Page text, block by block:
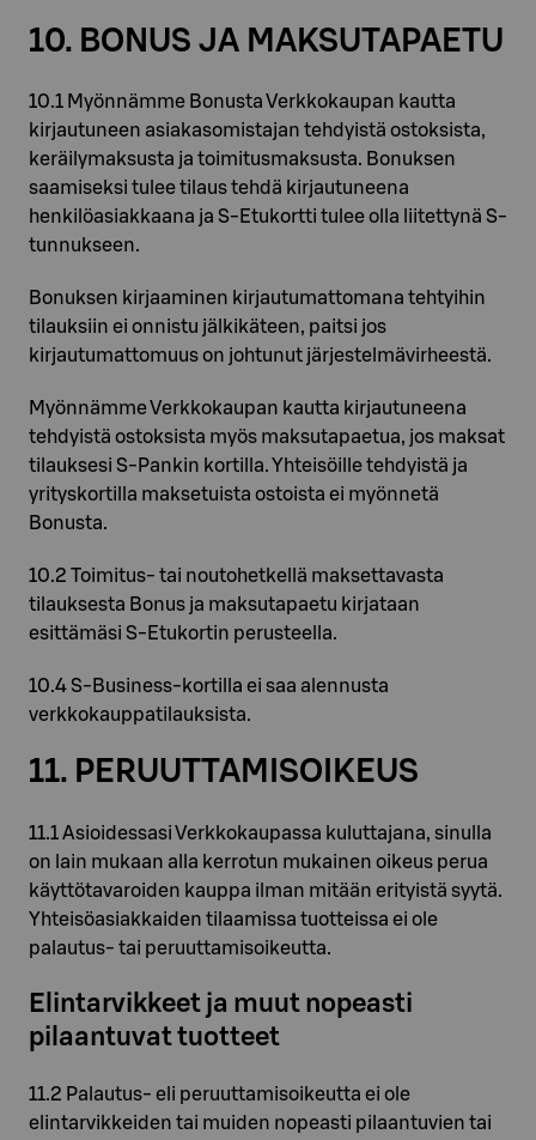
10. BONUS JA MAKSUTAPAETU
10.1 Myönnämme Bonusta Verkkokaupan kautta
kirjautuneen asiakasomistajan tehdyistä ostoksista,
keräilymaksusta ja toimitusmaksusta. Bonuksen
saamiseksi tulee tilaus tehdä kirjautuneena
henkilöasiakkaana ja S-Etukortti tulee olla liitettynä S-
tunnukseen.
Bonuksen kirjaaminen kirjautumattomana tehtyihin
tilauksiin ei onnistu jälkikäteen, paitsi jos
kirjautumattomuus on johtunut järjestelmävirheestä.
Myönnämme Verkkokaupan kautta kirjautuneena
tehdyistä ostoksista myös maksutapaetua, jos maksat
tilauksesi S-Pankin kortilla. Yhteisöille tehdyistä ja
yrityskortilla maksetuista ostoista ei myönnetä
Bonusta.
10.2 Toimitus- tai noutohetkellä maksettavasta
tilauksesta Bonus ja maksutapaetu kirjataan
esittämäsi S-Etukortin perusteella.
10.4 S-Business-kortilla ei saa alennusta
verkkokauppatilauksista.
11. PERUUTTAMISOIKEUS
11.1 Asioidessasi Verkkokaupassa kuluttajana, sinulla
on lain mukaan alla kerrotun mukainen oikeus perua
käyttötavaroiden kauppa ilman mitään erityistä syytä.
Yhteisöasiakkaiden tilaamissa tuotteissa ei ole
palautus- tai peruuttamisoikeutta.
Elintarvikkeet ja muut nopeasti
pilaantuvat tuotteet
11.2 Palautus- eli peruuttamisoikeutta ei ole
elintarvikkeiden tai muiden nopeasti pilaantuvien tai